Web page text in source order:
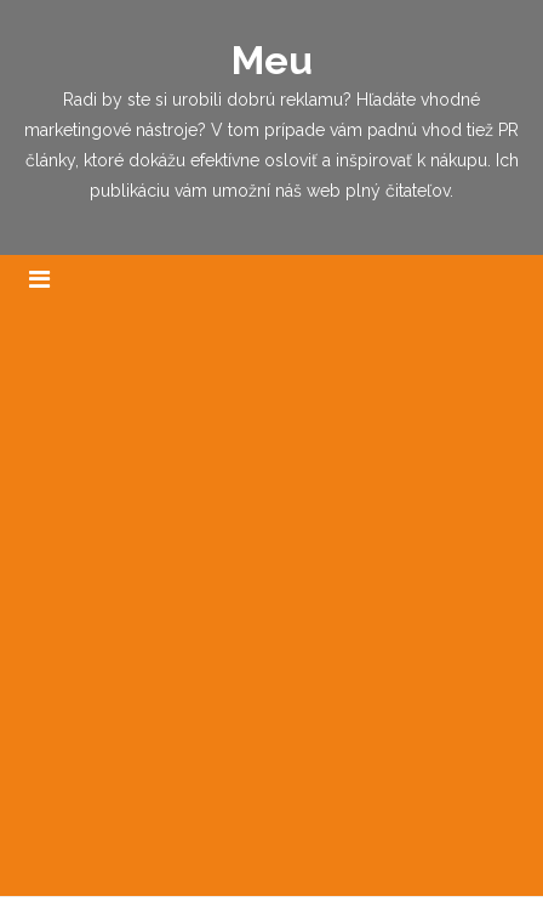
Meu
Radi by ste si urobili dobrú reklamu? Hľadáte vhodné
marketingové nástroje? V tom prípade vám padnú vhod tiež PR
články, ktoré dokážu efektívne osloviť a inšpirovať k nákupu. Ich
publikáciu vám umožní náš web plný čitateľov.